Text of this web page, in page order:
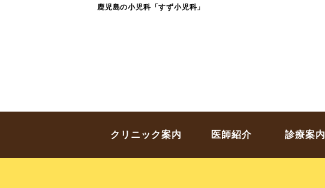
鹿児島の小児科「すず小児科」
クリニック案内 医師紹介 診療案内